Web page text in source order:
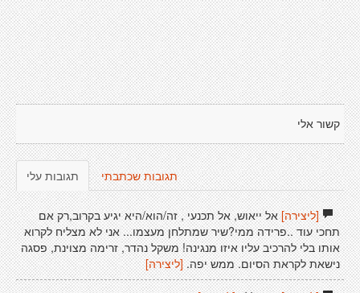
קשור אלי
תגובות עלי תגובות שכתבתי
[ליצירה]אל ייאוש, אל תכנעי , זה/הוא/היא יגיע בקרוב,רק אם
תחכי עוד ..פרידה ממי?שיר שמתלחן מעצמו... אני לא מצליח לקרוא
אותו בלי להרכיב עליו איזו מנגינה! משקל נהדר, זרימה מצוינת, פסגה
נישאת לקראת הסיום. ממש יפה.[ליצירה]